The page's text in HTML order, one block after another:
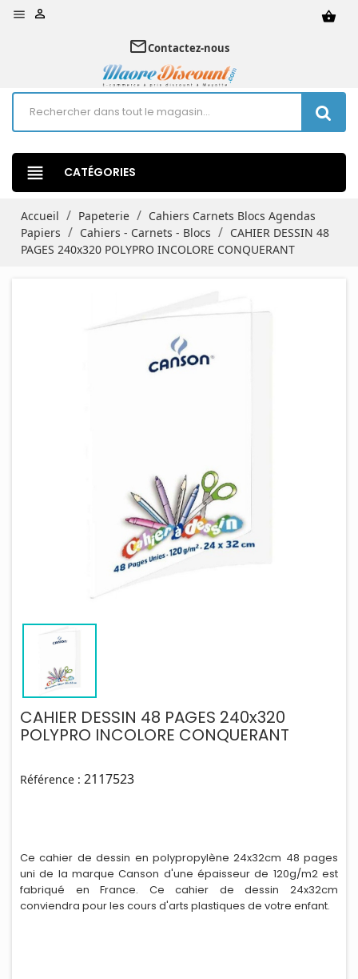
 shopping_basket

mail_outlineContactez-nous
view_headline CATÉGORIES
Accueil Papeterie
Cahiers Carnets Blocs Agendas
Papiers
Cahiers - Carnets - Blocs
CAHIER DESSIN 48
PAGES 240x320 POLYPRO INCOLORE CONQUERANT
CAHIER DESSIN 48 PAGES 240x320
POLYPRO INCOLORE CONQUERANT
Référence : 2117523
Ce cahier de dessin en polypropylène 24x32cm 48 pages
uni de la marque Canson d'une épaisseur de 120g/m2 est
fabriqué en France. Ce cahier de dessin 24x32cm
conviendra pour les cours d'arts plastiques de votre enfant.